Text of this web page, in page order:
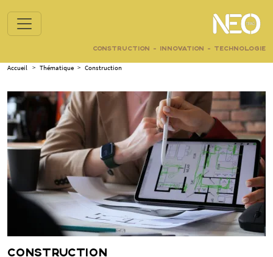
CONSTRUCTION - INNOVATION - TECHNOLOGIE
Accueil > Thématique > Construction
CONSTRUCTION